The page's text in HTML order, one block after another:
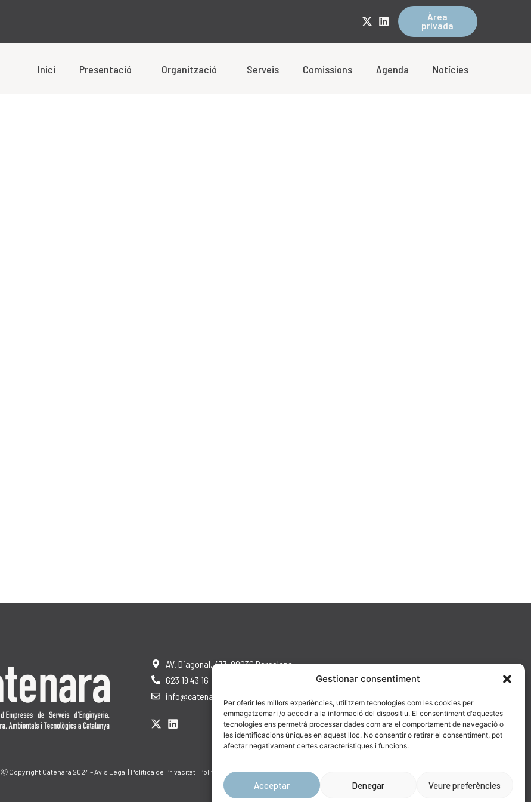
Gestionar consentiment
Per oferir les millors experiències, utilitzem tecnologies com les cookies per
emmagatzemar i/o accedir a la informació del dispositiu. El consentiment d'aquestes
tecnologies ens permetrà processar dades com ara el comportament de navegació o
les identificacions úniques en aquest lloc. No consentir o retirar el consentiment, pot
afectar negativament certes característiques i funcions.
Acceptar Denegar Veure preferències
Àrea
privada
Inici Presentació Organització Serveis Comissions Agenda Notícies
AV. Diagonal, 477, 08036 Barcelona
623 19 43 16
info@catenara.cat
Ⓒ Copyright Catenara 2024 – Avís Legal | Política de Privacitat| Política de Cookies